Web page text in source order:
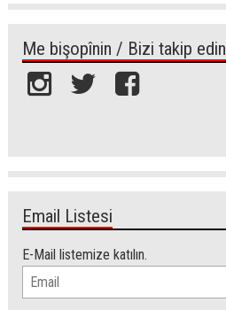
Me bişopînin / Bizi takip edin
Email Listesi
E-Mail listemize katılın.